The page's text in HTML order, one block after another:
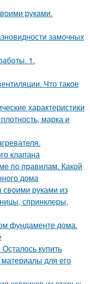
руками.
замочных
1.
Что такое
характеристики
марка и
клапана
по правилам. Какой
дома
руками из
спринклеры,
фундаменте дома.
купить
для его